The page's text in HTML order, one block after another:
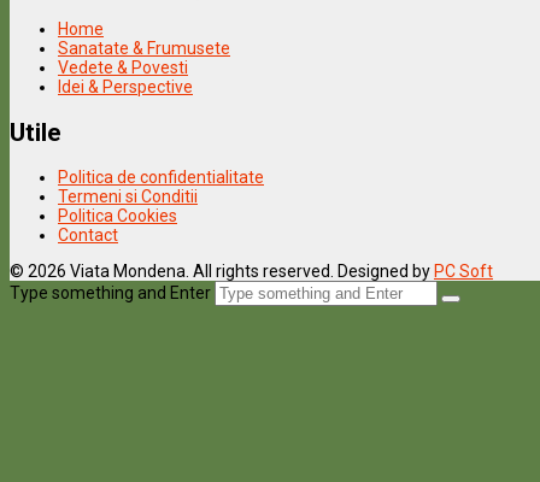
Home
Sanatate & Frumusete
Vedete & Povesti
Idei & Perspective
Utile
Politica de confidentialitate
Termeni si Conditii
Politica Cookies
Contact
© 2026 Viata Mondena. All rights reserved. Designed by PC Soft
Type something and Enter